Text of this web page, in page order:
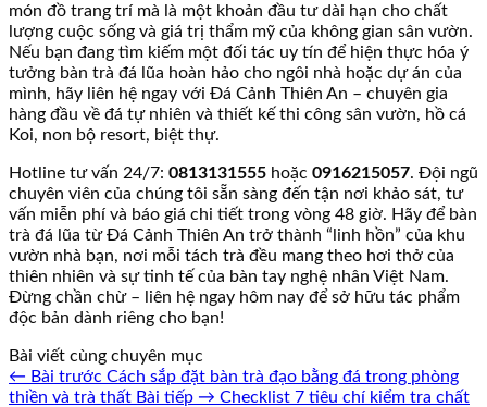
món đồ trang trí mà là một khoản đầu tư dài hạn cho chất
lượng cuộc sống và giá trị thẩm mỹ của không gian sân vườn.
Nếu bạn đang tìm kiếm một đối tác uy tín để hiện thực hóa ý
tưởng bàn trà đá lũa hoàn hảo cho ngôi nhà hoặc dự án của
mình, hãy liên hệ ngay với Đá Cảnh Thiên An – chuyên gia
hàng đầu về đá tự nhiên và thiết kế thi công sân vườn, hồ cá
Koi, non bộ resort, biệt thự.
Hotline tư vấn 24/7: 0813131555 hoặc 0916215057. Đội ngũ
chuyên viên của chúng tôi sẵn sàng đến tận nơi khảo sát, tư
vấn miễn phí và báo giá chi tiết trong vòng 48 giờ. Hãy để bàn
trà đá lũa từ Đá Cảnh Thiên An trở thành “linh hồn” của khu
vườn nhà bạn, nơi mỗi tách trà đều mang theo hơi thở của
thiên nhiên và sự tinh tế của bàn tay nghệ nhân Việt Nam.
Đừng chần chừ – liên hệ ngay hôm nay để sở hữu tác phẩm
độc bản dành riêng cho bạn!
Bài viết cùng chuyên mục
← Bài trước Cách sắp đặt bàn trà đạo bằng đá trong phòng
thiền và trà thất Bài tiếp → Checklist 7 tiêu chí kiểm tra chất